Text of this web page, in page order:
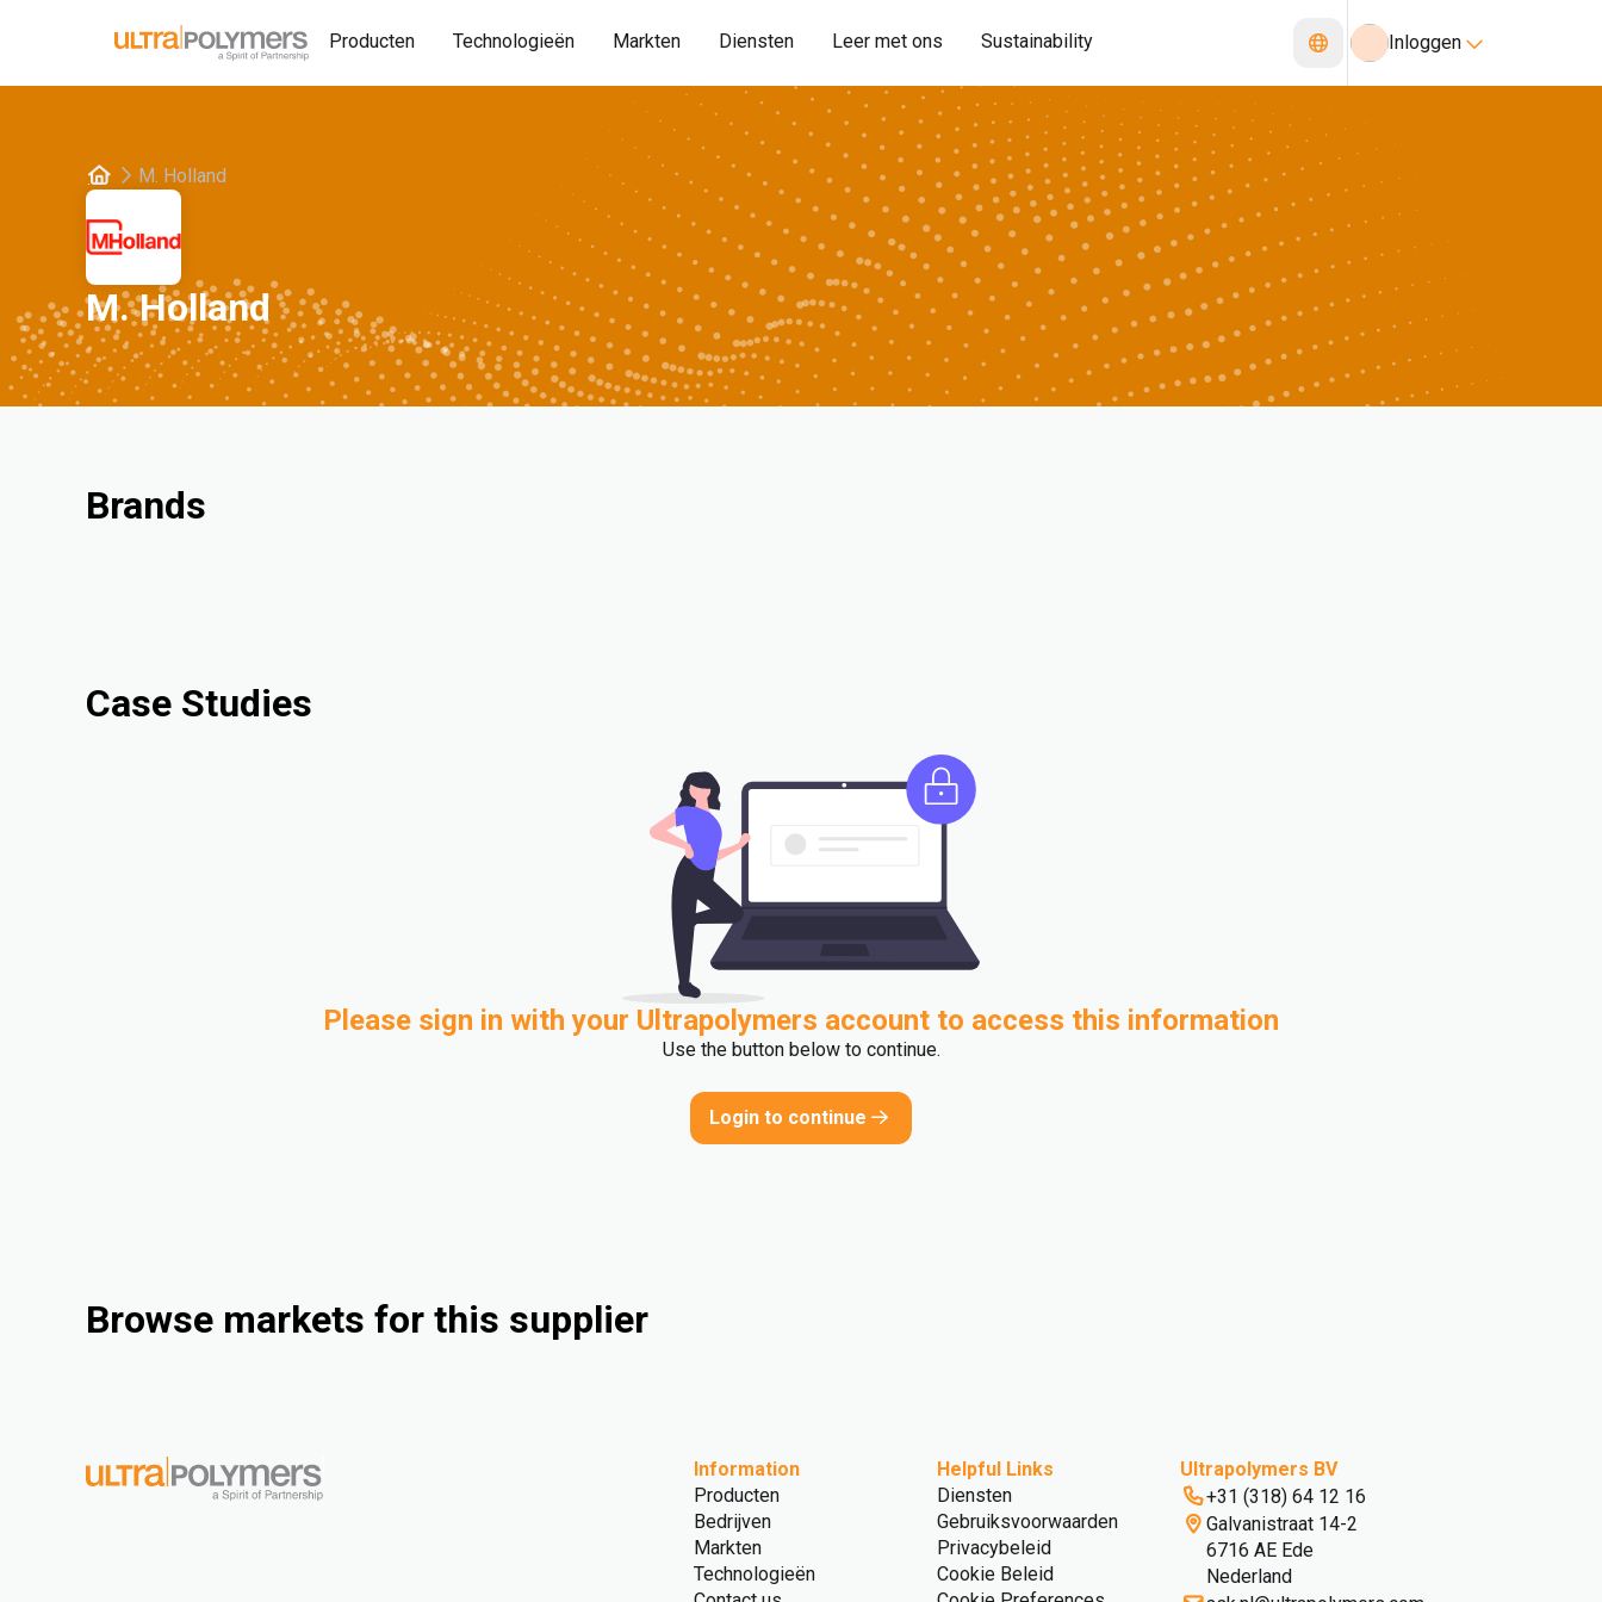
Producten Technologieën Markten Diensten Leer met ons Sustainability Inloggen
M. Holland
M. Holland
Brands
Case Studies
Please sign in with your Ultrapolymers account to access this information
Use the button below to continue.
Login to continue
Browse markets for this supplier
Information
Producten
Bedrijven
Markten
Technologieën
Helpful Links
Diensten
Gebruiksvoorwaarden
Privacybeleid
Cookie Beleid
Ultrapolymers BV
+31 (318) 64 12 16
Galvanistraat 14-2
6716 AE Ede
Nederland